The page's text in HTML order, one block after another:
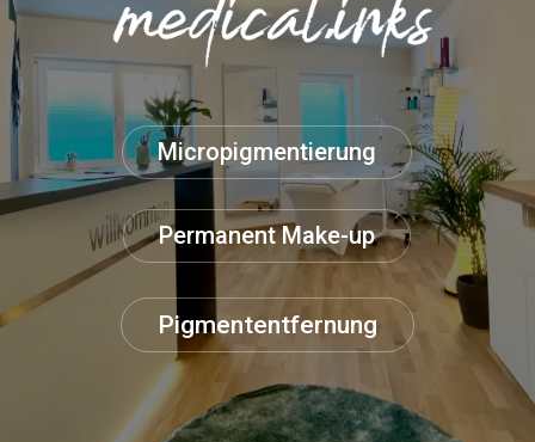
Micropigmentierung
Permanent Make-up
Pigmententfernung